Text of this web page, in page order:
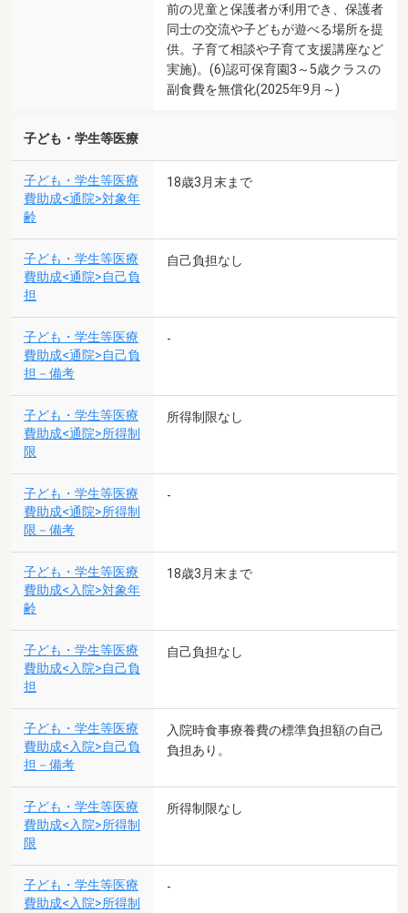
前の児童と保護者が利用でき、保護者
同士の交流や子どもが遊べる場所を提
供。子育て相談や子育て支援講座など
実施)。(6)認可保育園3～5歳クラスの
副食費を無償化(2025年9月～)
子ども・学生等医療
子ども・学生等医療
費助成<通院>対象年
齢
18歳3月末まで
子ども・学生等医療
費助成<通院>自己負
担
自己負担なし
子ども・学生等医療
費助成<通院>自己負
担－備考
-
子ども・学生等医療
費助成<通院>所得制
限
所得制限なし
子ども・学生等医療
費助成<通院>所得制
限－備考
-
子ども・学生等医療
費助成<入院>対象年
齢
18歳3月末まで
子ども・学生等医療
費助成<入院>自己負
担
自己負担なし
子ども・学生等医療
費助成<入院>自己負
担－備考
入院時食事療養費の標準負担額の自己
負担あり。
子ども・学生等医療
費助成<入院>所得制
限
所得制限なし
子ども・学生等医療
費助成<入院>所得制
-